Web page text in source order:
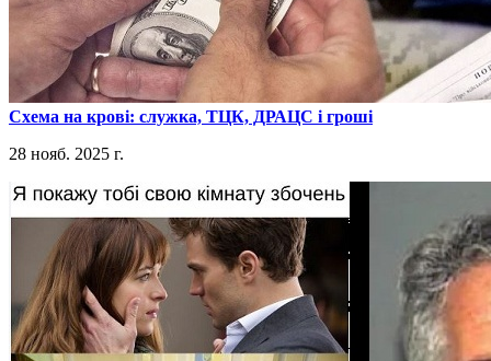
​Схема на крові: служка, ТЦК, ДРАЦС і гроші
28 нояб. 2025 г.